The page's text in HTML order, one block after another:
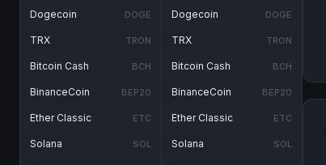
Dogecoin DOGE
TRX TRON
Bitcoin Cash BCH
BinanceCoin BEP20
Ether Classic ETC
Solana SOL
Dogecoin DOGE
TRX TRON
Bitcoin Cash BCH
BinanceCoin BEP20
Ether Classic ETC
Solana SOL